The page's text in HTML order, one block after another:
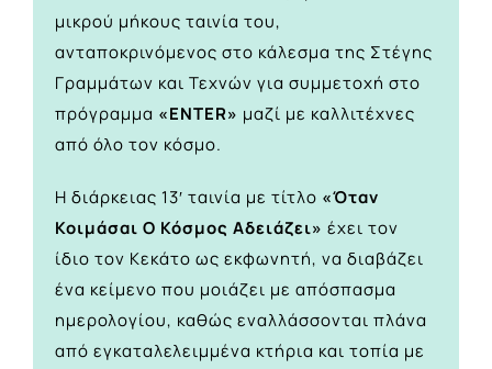
μικρού μήκους ταινία του,
ανταποκρινόμενος στο κάλεσμα της Στέγης
Γραμμάτων και Τεχνών για συμμετοχή στο
πρόγραμμα «ENTER» μαζί με καλλιτέχνες
από όλο τον κόσμο.
Η διάρκειας 13′ ταινία με τίτλο «Όταν
Κοιμάσαι Ο Κόσμος Αδειάζει» έχει τον
ίδιο τον Κεκάτο ως εκφωνητή, να διαβάζει
ένα κείμενο που μοιάζει με απόσπασμα
ημερολογίου, καθώς εναλλάσσονται πλάνα
από εγκαταλελειμμένα κτήρια και τοπία με